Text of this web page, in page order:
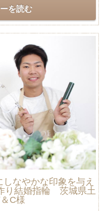
を読む
なやかな印象を与え
り結婚指輪 茨城県土
C様